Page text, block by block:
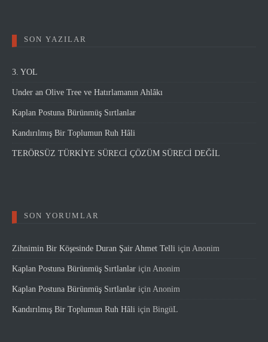
SON YAZILAR
3. YOL
Under an Olive Tree ve Hatırlamanın Ahlâkı
Kaplan Postuna Bürünmüş Sırtlanlar
Kandırılmış Bir Toplumun Ruh Hâli
TERÖRSÜZ TÜRKİYE SÜRECİ ÇÖZÜM SÜRECİ DEĞİL
SON YORUMLAR
Zihnimin Bir Köşesinde Duran Şair Ahmet Telli için Anonim
Kaplan Postuna Bürünmüş Sırtlanlar için Anonim
Kaplan Postuna Bürünmüş Sırtlanlar için Anonim
Kandırılmış Bir Toplumun Ruh Hâli için BingüL